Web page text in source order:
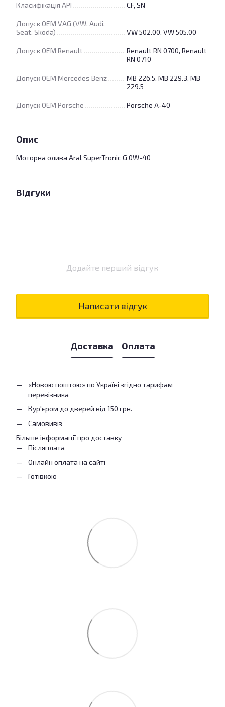
Класифікація API CF, SN
Допуск OEM VAG (VW, Audi,
Seat, Skoda)
VW 502.00, VW 505.00
Допуск OEM Renault
Renault RN 0700, Renault
RN 0710
Допуск OEM Mercedes Benz
MB 226.5, MB 229.3, MB
229.5
Допуск OEM Porsche Porsche A-40
Опис
Моторна олива Aral SuperTronic G 0W-40
Відгуки
Додайте перший відгук
Написати відгук
Доставка Оплата
«Новою поштою» по Україні згідно тарифам
перевізника
Кур'єром до дверей від 150 грн.
Самовивіз
Більше інформації про доставку
Післяплата
Онлайн оплата на сайті
Готівкою